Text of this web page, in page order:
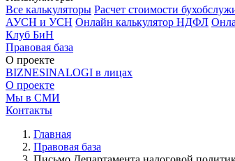
Все калькуляторы Расчет стоимости
АУСН и УСН Онлайн калькулятор НДФЛ
Клуб БиН
Правовая база
О проекте
BIZNESINALOGI в лицах
О проекте
Мы в СМИ
Контакты
Главная
Правовая база